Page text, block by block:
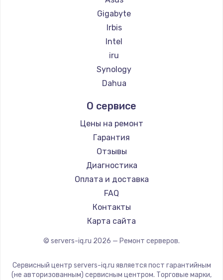
Gigabyte
Irbis
Intel
iru
Synology
Dahua
О сервисе
Цены на ремонт
Гарантия
Отзывы
Диагностика
Оплата и доставка
FAQ
Контакты
Карта сайта
© servers-iq.ru 2026 — Ремонт серверов.
Сервисный центр servers-iq.ru является пост гарантийным
(не авторизованным) сервисным центром. Торговые марки,